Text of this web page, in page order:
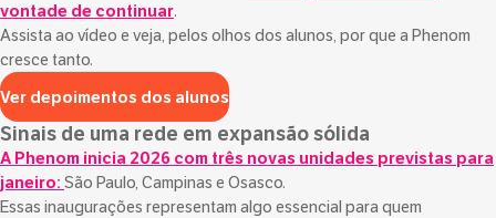
vontade de continuar.
Assista ao vídeo e veja, pelos olhos dos alunos, por que a Phenom
cresce tanto.
Ver depoimentos dos alunos
Sinais de uma rede em expansão sólida
A Phenom inicia 2026 com três novas unidades previstas para
janeiro: São Paulo, Campinas e Osasco.
Essas inaugurações representam algo essencial para quem